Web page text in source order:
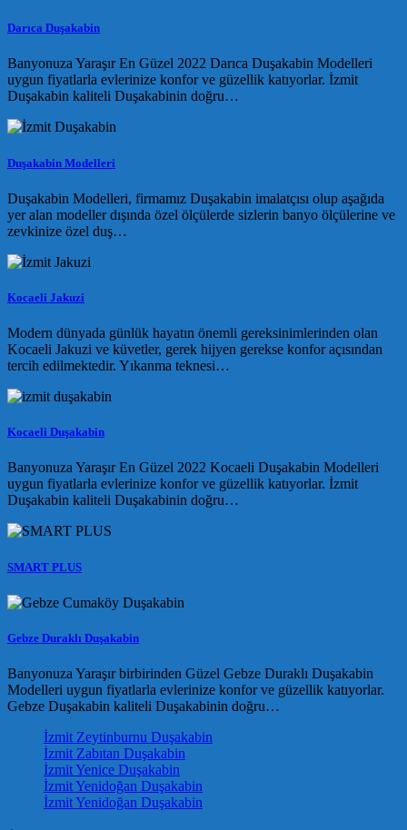
Darıca Duşakabin
Banyonuza Yaraşır En Güzel 2022 Darıca Duşakabin Modelleri
uygun fiyatlarla evlerinize konfor ve güzellik katıyorlar. İzmit
Duşakabin kaliteli Duşakabinin doğru…
Duşakabin Modelleri
Duşakabin Modelleri, firmamız Duşakabin imalatçısı olup aşağıda
yer alan modeller dışında özel ölçülerde sizlerin banyo ölçülerine ve
zevkinize özel duş…
Kocaeli Jakuzi
Modern dünyada günlük hayatın önemli gereksinimlerinden olan
Kocaeli Jakuzi ve küvetler, gerek hijyen gerekse konfor açısından
tercih edilmektedir. Yıkanma teknesi…
Kocaeli Duşakabin
Banyonuza Yaraşır En Güzel 2022 Kocaeli Duşakabin Modelleri
uygun fiyatlarla evlerinize konfor ve güzellik katıyorlar. İzmit
Duşakabin kaliteli Duşakabinin doğru…
SMART PLUS
Gebze Duraklı Duşakabin
Banyonuza Yaraşır birbirinden Güzel Gebze Duraklı Duşakabin
Modelleri uygun fiyatlarla evlerinize konfor ve güzellik katıyorlar.
Gebze Duşakabin kaliteli Duşakabinin doğru…
İzmit Zeytinburnu Duşakabin
İzmit Zabıtan Duşakabin
İzmit Yenice Duşakabin
İzmit Yenidoğan Duşakabin
İzmit Yenidoğan Duşakabin